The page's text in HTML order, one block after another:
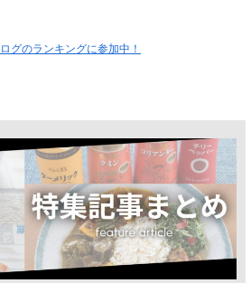
グのランキングに参加中！